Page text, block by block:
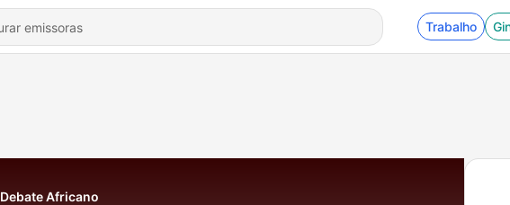
Trabalho
Debate Africano